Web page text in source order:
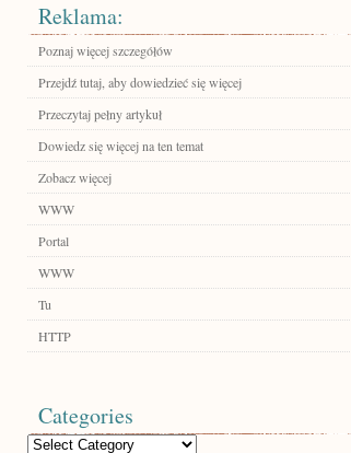
Reklama:
Poznaj więcej szczegółów
Przejdź tutaj, aby dowiedzieć się więcej
Przeczytaj pełny artykuł
Dowiedz się więcej na ten temat
Zobacz więcej
WWW
Portal
WWW
Tu
HTTP
Categories
Categories